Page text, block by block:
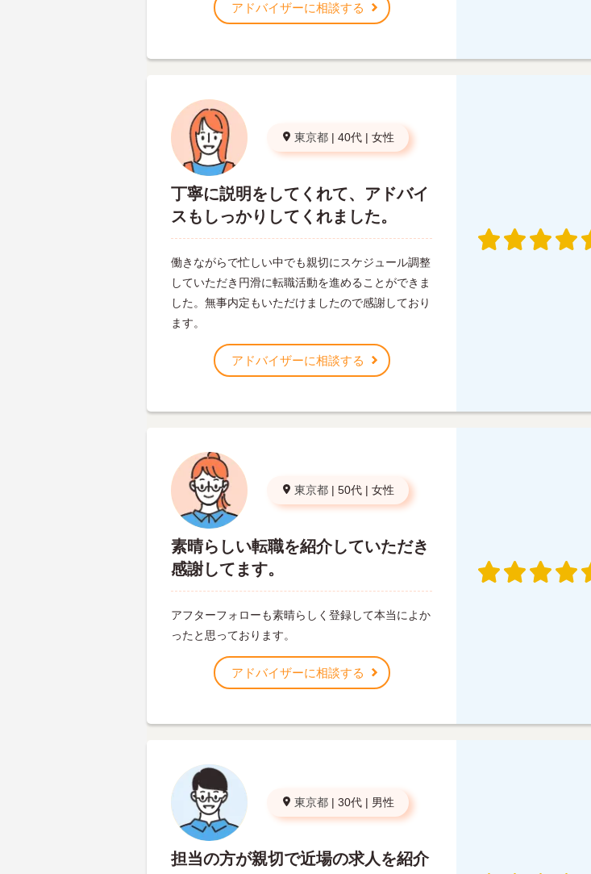
アドバイザーに相談する
東京都 | 40代 | 女性
丁寧に説明をしてくれて、アドバイ
スもしっかりしてくれました。
働きながらで忙しい中でも親切にスケジュール調整
していただき円滑に転職活動を進めることができま
した。無事内定もいただけましたので感謝しており
ます。
アドバイザーに相談する
東京都 | 50代 | 女性
素晴らしい転職を紹介していただき
感謝してます。
アフターフォローも素晴らしく登録して本当によか
ったと思っております。
アドバイザーに相談する
東京都 | 30代 | 男性
担当の方が親切で近場の求人を紹介